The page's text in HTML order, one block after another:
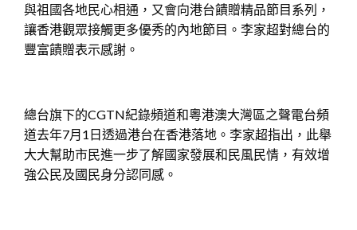
與祖國各地民心相通，又會向港台饋贈精品節目系列，
讓香港觀眾接觸更多優秀的內地節目。李家超對總台的
豐富饋贈表示感謝。
總台旗下的CGTN紀錄頻道和粵港澳大灣區之聲電台頻
道去年7月1日透過港台在香港落地。李家超指出，此舉
大大幫助市民進一步了解國家發展和民風民情，有效增
強公民及國民身分認同感。